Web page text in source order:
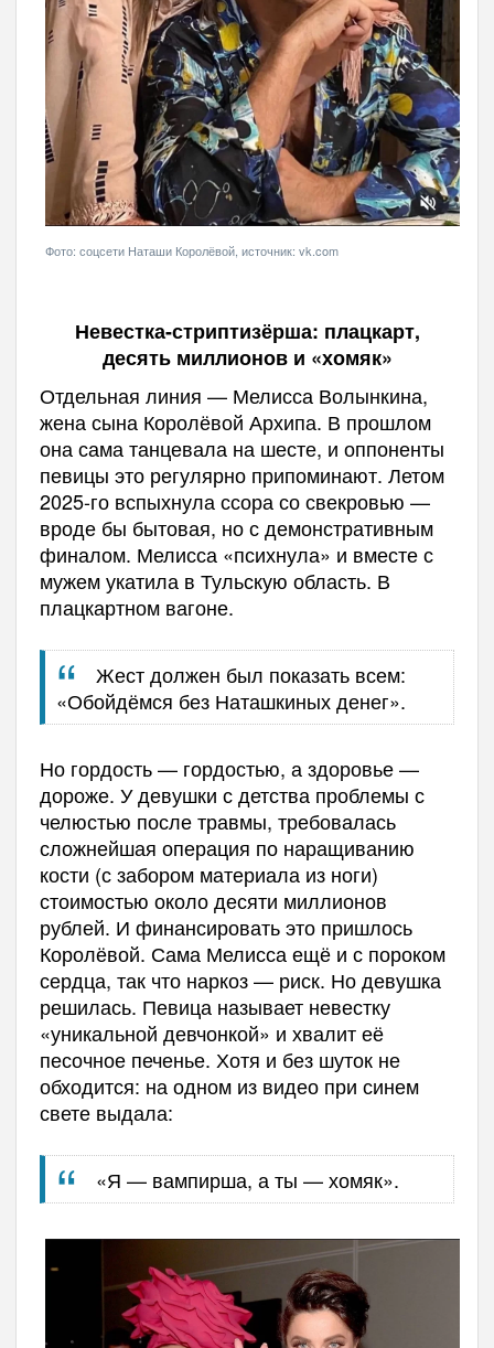
Фото: соцсети Наташи Королёвой, источник: vk.com
Невестка-стриптизёрша: плацкарт,
десять миллионов и «хомяк»
Отдельная линия — Мелисса Волынкина,
жена сына Королёвой Архипа. В прошлом
она сама танцевала на шесте, и оппоненты
певицы это регулярно припоминают. Летом
2025-го вспыхнула ссора со свекровью —
вроде бы бытовая, но с демонстративным
финалом. Мелисса «психнула» и вместе с
мужем укатила в Тульскую область. В
плацкартном вагоне.
Жест должен был показать всем:
«Обойдёмся без Наташкиных денег».
Но гордость — гордостью, а здоровье —
дороже. У девушки с детства проблемы с
челюстью после травмы, требовалась
сложнейшая операция по наращиванию
кости (с забором материала из ноги)
стоимостью около десяти миллионов
рублей. И финансировать это пришлось
Королёвой. Сама Мелисса ещё и с пороком
сердца, так что наркоз — риск. Но девушка
решилась. Певица называет невестку
«уникальной девчонкой» и хвалит её
песочное печенье. Хотя и без шуток не
обходится: на одном из видео при синем
свете выдала:
«Я — вампирша, а ты — хомяк».